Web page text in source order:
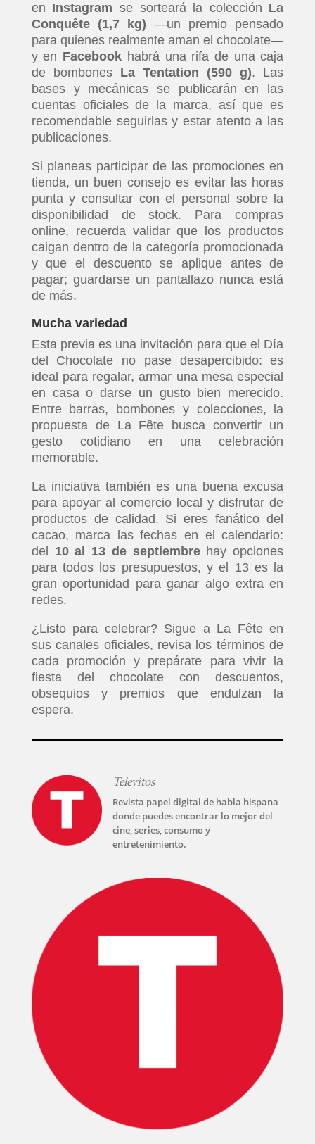
PELICULAS
en Instagram se sorteará la colección La
Conquête (1,7 kg) —un premio pensado
para quienes realmente aman el chocolate—
y en Facebook habrá una rifa de una caja
de bombones La Tentation (590 g). Las
bases y mecánicas se publicarán en las
cuentas oficiales de la marca, así que es
recomendable seguirlas y estar atento a las
publicaciones.
Si planeas participar de las promociones en
tienda, un buen consejo es evitar las horas
punta y consultar con el personal sobre la
disponibilidad de stock. Para compras
online, recuerda validar que los productos
caigan dentro de la categoría promocionada
y que el descuento se aplique antes de
pagar; guardarse un pantallazo nunca está
de más.
Mucha variedad
Esta previa es una invitación para que el Día
del Chocolate no pase desapercibido: es
ideal para regalar, armar una mesa especial
en casa o darse un gusto bien merecido.
Entre barras, bombones y colecciones, la
propuesta de La Fête busca convertir un
gesto cotidiano en una celebración
memorable.
La iniciativa también es una buena excusa
para apoyar al comercio local y disfrutar de
productos de calidad. Si eres fanático del
cacao, marca las fechas en el calendario:
del 10 al 13 de septiembrehay opciones
para todos los presupuestos, y el 13 es la
gran oportunidad para ganar algo extra en
redes.
¿Listo para celebrar? Sigue a La Fête en
sus canales oficiales, revisa los términos de
cada promoción y prepárate para vivir la
fiesta del chocolate con descuentos,
obsequios y premios que endulzan la
espera.
Televitos
Revista papel digital de habla hispana
donde puedes encontrar lo mejor del
cine, series, consumo y
entretenimiento.